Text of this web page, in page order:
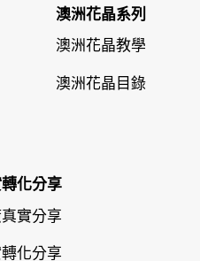
澳洲花晶系列
澳洲花晶教學
澳洲花晶目錄
化分享
實分享
化分享